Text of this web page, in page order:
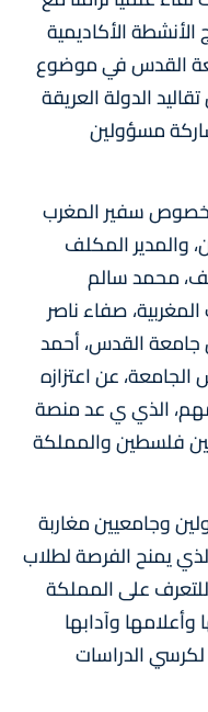
الأكاديمية
القدس في موضوع
الدولة العريقة
مسؤولين
سفير المغرب
والمدير المكلف
محمد سالم
صفاء ناصر
جامعة القدس، أحمد
عن اعتزازه
الذي ي عد منصة
بين فلسطين والمملكة
وجامعيين مغاربة
يمنح الفرصة لطلاب
على المملكة
وآدابها
الدراسات